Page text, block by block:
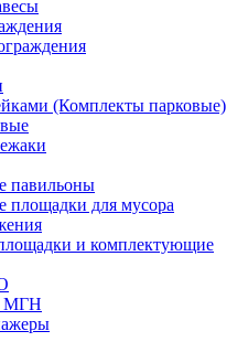
(Комплекты парковые)
павильоны
площадки для мусора
и комплектующие
МГН